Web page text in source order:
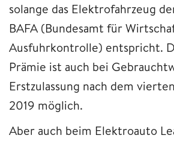
solange das Elektrofahrzeug
BAFA (Bundesamt für
Ausfuhrkontrolle) entspricht.
Prämie ist auch bei
Erstzulassung nach dem
2019 möglich.
Aber auch beim Elektroauto